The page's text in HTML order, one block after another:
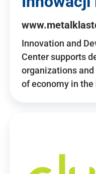
Innovation and
Center supports
organizations
of economy in